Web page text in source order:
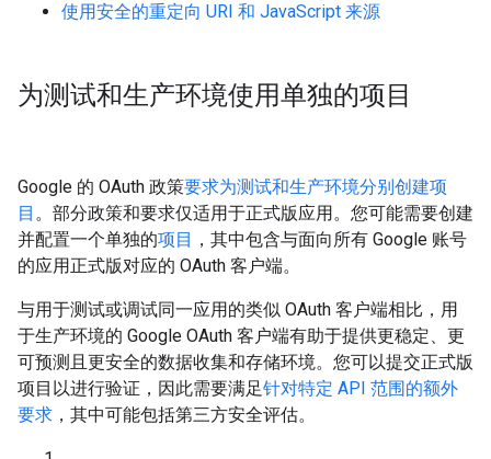
使用安全的重定向 URI 和 JavaScript 来源
为测试和生产环境使用单独的项目
Google 的 OAuth 政策要求为测试和生产环境分别创建项
目 。部分政策和要求仅适用于正式版应用。您可能需要创建
并配置一个单独的项目 ，其中包含与面向所有 Google 账号
的应用正式版对应的 OAuth 客户端。
与用于测试或调试同一应用的类似 OAuth 客户端相比，用
于生产环境的 Google OAuth 客户端有助于提供更稳定、更
可预测且更安全的数据收集和存储环境。您可以提交正式版
项目以进行验证，因此需要满足针对特定 API 范围的额外
要求 ，其中可能包括第三方安全评估。